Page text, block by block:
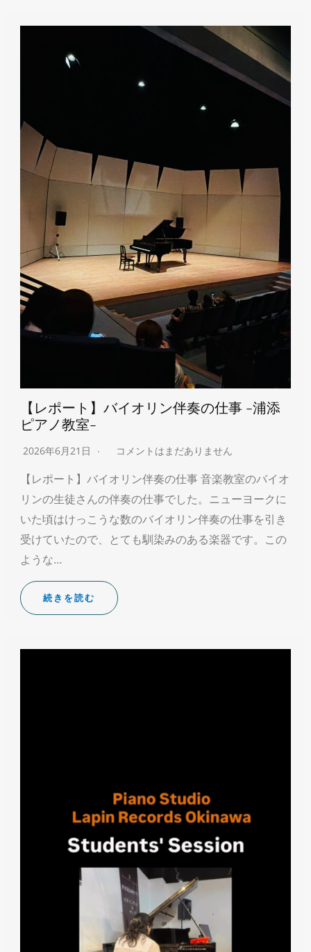
【レポート】バイオリン伴奏の仕事 -浦添
ピアノ教室-
2026年6月21日 コメントはまだありません
【レポート】バイオリン伴奏の仕事 音楽教室のバイオ
リンの生徒さんの伴奏の仕事でした。ニューヨークに
いた頃はけっこうな数のバイオリン伴奏の仕事を引き
受けていたので、とても馴染みのある楽器です。この
ような…
続きを読む